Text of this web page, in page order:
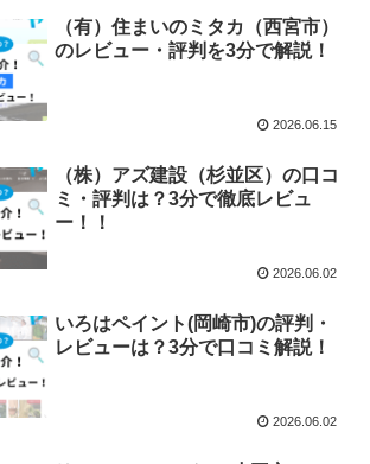
（有）住まいのミタカ（西宮市）
のレビュー・評判を3分で解説！
2026.06.15
（株）アズ建設（杉並区）の口コ
ミ・評判は？3分で徹底レビュ
ー！！
2026.06.02
いろはペイント(岡崎市)の評判・
レビューは？3分で口コミ解説！
2026.06.02